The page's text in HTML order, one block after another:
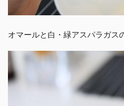
オマールと白・緑アスパラガス